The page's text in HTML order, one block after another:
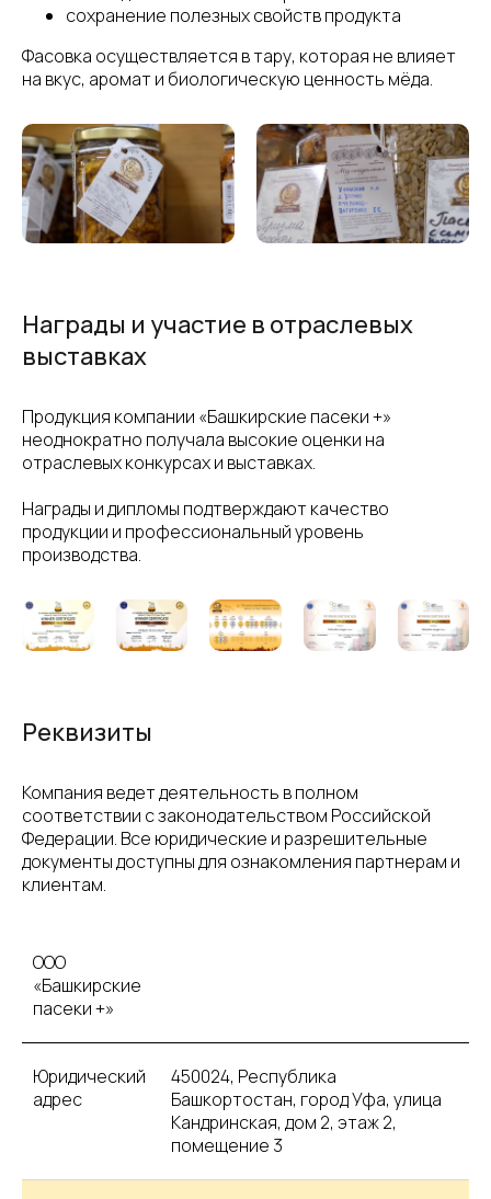
сохранение полезных свойств продукта
Фасовка осуществляется в тару, которая не влияет
на вкус, аромат и биологическую ценность мёда.
Награды и участие в отраслевых
выставках
Продукция компании «Башкирские пасеки +»
неоднократно получала высокие оценки на
отраслевых конкурсах и выставках.
Награды и дипломы подтверждают качество
продукции и профессиональный уровень
производства.
Реквизиты
Компания ведет деятельность в полном
соответствии с законодательством Российской
Федерации. Все юридические и разрешительные
документы доступны для ознакомления партнерам и
клиентам.
ООО
«Башкирские
пасеки +»
Юридический
адрес
450024, Республика
Башкортостан, город Уфа, улица
Кандринская, дом 2, этаж 2,
помещение 3